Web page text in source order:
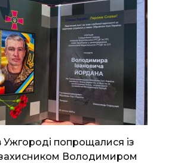
Ужгороді попрощалися із
Володимиром